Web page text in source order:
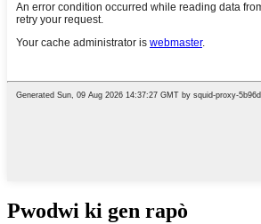
Pwodwi ki gen rapò